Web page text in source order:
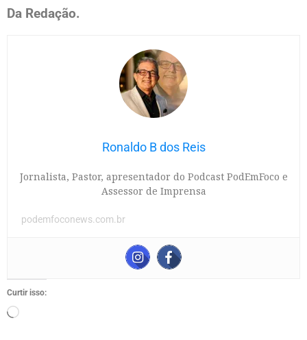
Da Redação.
Ronaldo B dos Reis
Jornalista, Pastor, apresentador do Podcast PodEmFoco e
Assessor de Imprensa
podemfoconews.com.br
Curtir isso: